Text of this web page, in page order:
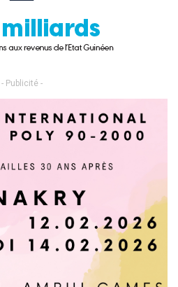
- Publicité -